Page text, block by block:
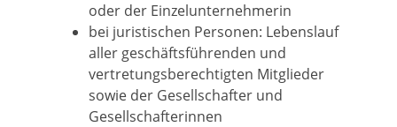
oder der Einzelunternehmerin
bei juristischen Personen: Lebenslauf
aller geschäftsführenden und
vertretungsberechtigten Mitglieder
sowie der Gesellschafter und
Gesellschafterinnen